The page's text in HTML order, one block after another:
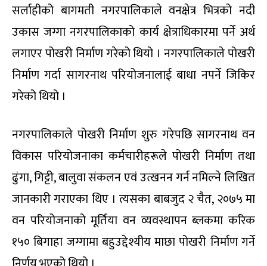
सर्लाहीको बागमती नगरपालिकाले वनक्षेत्र भित्रको नदी
उकास जग्गा नगरपालिकाको कार्य क्षेत्राधिकारमा पर्ने अर्थ
लगाएर पोखरी निर्माण गरेको थियो । नगरपालिकाले पोखरी
निर्माण गर्दा सागरनाथ परियोजनालाई बाधा नपर्ने जिकिर
गरेको थियो ।
नगरपालिकाले पोखरी निर्माण शुरु गरेपछि सागरनाथ वन
विकास परियोजनाका कर्मचारीहरूले पोखरी निर्माण तथा
ढुंगा, गिट्टी, बालुवा संकलन एवं उत्खनन गर्न नमिल्ने लिखित
जानकारी गराएका थिए । त्यसका बाबजुद २ चैत, २०७५ मा
वन परियोजनाको मूर्तिया वन व्यवस्थापन ब्लकमा करिक
१५० बिगाहा जग्गामा बहुउद्देश्यीय माछा पोखरी निर्माण गर्ने